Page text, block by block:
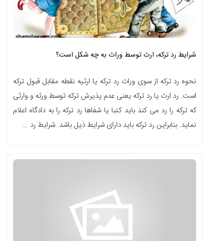
شرایط رد ترکه، ارث توسط وراث به چه شکل است؟
نحوه رد ترکه از سوی وراث رد ترکه یا ارثیه نقطه مقابل قبول ترکه
است. رد ارث یا رد ترکه یعنی عدم پذیرش ترکه توسط ورثه و وارثی
که ترکه را رد می کند باید کتبا یا شفاها رد ترکه را به دادگاه اعلام
نماید. بنابراین رد ترکه باید دارای شرایط ذیل باشد. شرایط رد …